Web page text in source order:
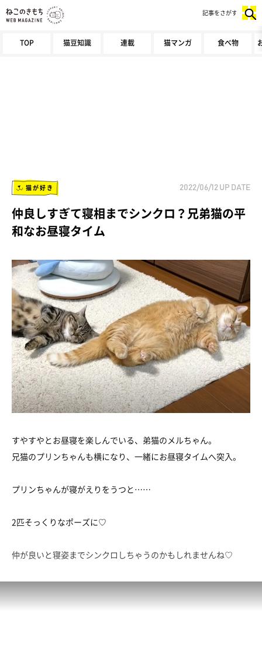
TOP 猫豆知識 連載 猫マンガ 食べ物
記事をさがす
猫が好き 2022/06/12 UP DATE
仲良しすぎて寝相までシンクロ？兄弟猫の平
和なお昼寝タイム
すやすやとお昼寝を楽しんでいる、弟猫のメルちゃん。
兄猫のプリンちゃんも横になり、一緒にお昼寝タイムへ突入。
プリンちゃんが寝がえりをうつと……
2匹そっくりなポーズに♡
仲が良いと寝姿までシンクロしちゃうのかもしれませんね♡